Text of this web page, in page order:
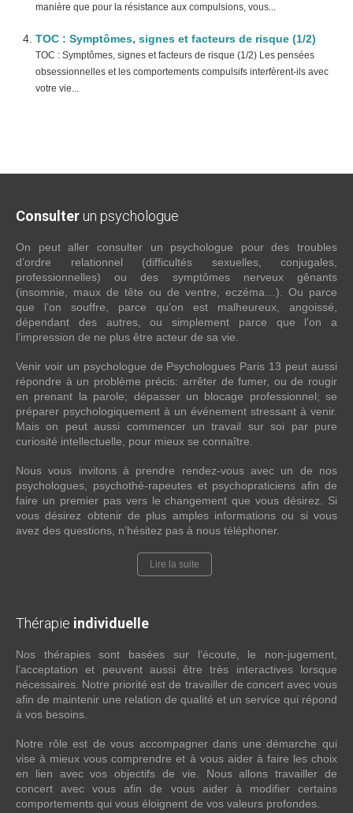
manière que pour la résistance aux compulsions, vous...
TOC : Symptômes, signes et facteurs de risque (1/2)
TOC : Symptômes, signes et facteurs de risque (1/2) Les pensées
obsessionnelles et les comportements compulsifs interfèrent-ils avec
votre vie...
Consulter un psychologue
On peut aller consulter un psychologue pour des troubles
d’ordre relationnel (difficultés sexuelles, conjugales,
professionnelles) ou des symptômes nerveux gênants
(insomnie, maux de tête ou de ventre, eczéma…). Ou parce
que l’on souffre, parce qu’on est malheureux, angoissé,
dépendant des autres, ou simplement parce que l’on a
l’impression de ne plus être acteur de sa vie.
Venir voir un psychologue de Psychologues Paris 13 peut aussi
répondre à un problème précis: arrêter de fumer, ou de rougir
en prenant la parole; dépasser un blocage professionnel; se
préparer psychologiquement à un événement stressant à venir.
Mais on peut aussi commencer un travail sur soi par pure
curiosité intellectuelle, pour mieux se connaître.
Nous vous invitons à prendre rendez-vous avec un de nos
psychologues, psychothé-rapeutes et psychopraticiens afin de
faire un premier pas vers le changement que vous désirez. Si
vous désirez obtenir de plus amples informations ou si vous
avez des questions, n’hésitez pas à nous téléphoner.
Lire la suite
Thérapie individuelle
Nos thérapies sont basées sur l’écoute, le non-jugement,
l’acceptation et peuvent aussi être très interactives lorsque
nécessaires. Notre priorité est de travailler de concert avec vous
afin de maintenir une relation de qualité et un service qui répond
à vos besoins.
Notre rôle est de vous accompagner dans une démarche qui
vise à mieux vous comprendre et à vous aider à faire les choix
en lien avec vos objectifs de vie. Nous allons travailler de
concert avec vous afin de vous aider à modifier certains
comportements qui vous éloignent de vos valeurs profondes.